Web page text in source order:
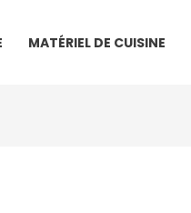
MATÉRIEL DE CUISINE